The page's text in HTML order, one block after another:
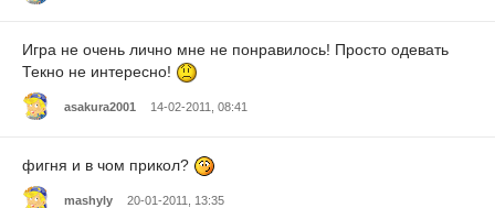
Игра не очень лично мне не понравилось! Просто одевать
Текно не интересно!
asakura2001 14-02-2011, 08:41
фигня и в чом прикол?
mashyly 20-01-2011, 13:35